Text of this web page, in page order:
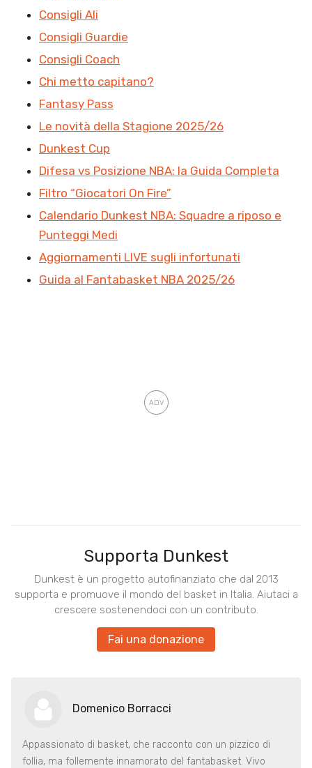
Consigli Ali
Consigli Guardie
Consigli Coach
Chi metto capitano?
Fantasy Pass
Le novità della Stagione 2025/26
Dunkest Cup
Difesa vs Posizione NBA: la Guida Completa
Filtro “Giocatori On Fire”
Calendario Dunkest NBA: Squadre a riposo e
Punteggi Medi
Aggiornamenti LIVE sugli infortunati
Guida al Fantabasket NBA 2025/26
Supporta Dunkest
Dunkest è un progetto autofinanziato che dal 2013
supporta e promuove il mondo del basket in Italia. Aiutaci a
crescere sostenendoci con un contributo.
Fai una donazione
Domenico Borracci
Appassionato di basket, che racconto con un pizzico di
follia, ma follemente innamorato del fantabasket. Vivo